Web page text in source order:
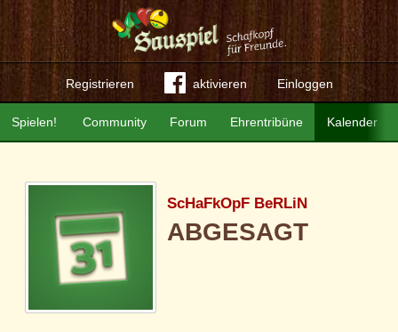
Registrieren aktivieren Einloggen
Community Forum Ehrentribüne Kalender
Spielen!
ScHaFkOpF BeRLiN
ABGESAGT